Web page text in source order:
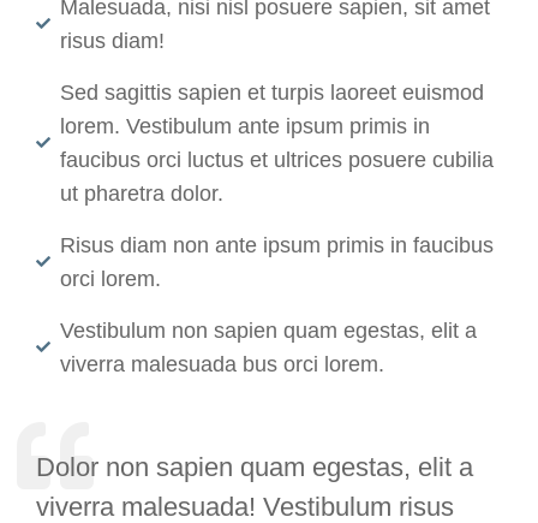
Malesuada, nisi nisl posuere sapien, sit amet
risus diam!
Sed sagittis sapien et turpis laoreet euismod
lorem. Vestibulum ante ipsum primis in
faucibus orci luctus et ultrices posuere cubilia
ut pharetra dolor.
Risus diam non ante ipsum primis in faucibus
orci lorem.
Vestibulum non sapien quam egestas, elit a
viverra malesuada bus orci lorem.
Dolor non sapien quam egestas, elit a
viverra malesuada! Vestibulum risus